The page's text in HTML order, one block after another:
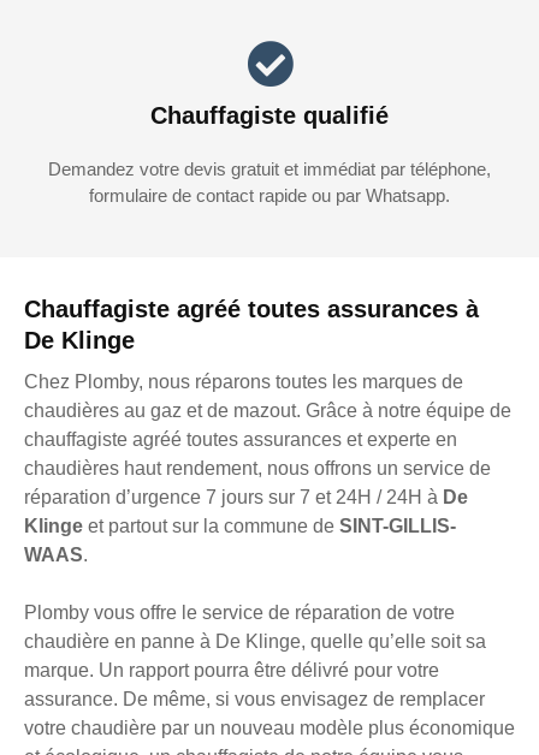
Chauffagiste agréé toutes assurances à
De Klinge
Chez Plomby, nous réparons toutes les marques de
chaudières au gaz et de mazout. Grâce à notre équipe de
chauffagiste agréé toutes assurances et experte en
chaudières haut rendement, nous offrons un service de
réparation d’urgence 7 jours sur 7 et 24H / 24H à De
Klinge et partout sur la commune de SINT-GILLIS-
WAAS.
Plomby vous offre le service de réparation de votre
chaudière en panne à De Klinge, quelle qu’elle soit sa
marque. Un rapport pourra être délivré pour votre
assurance. De même, si vous envisagez de remplacer
votre chaudière par un nouveau modèle plus économique
Chauffagiste qualifié
Demandez votre devis gratuit et immédiat par téléphone,
formulaire de contact rapide ou par Whatsapp.